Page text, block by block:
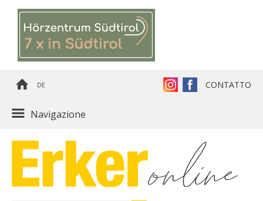
DE CONTATTO
Navigazione